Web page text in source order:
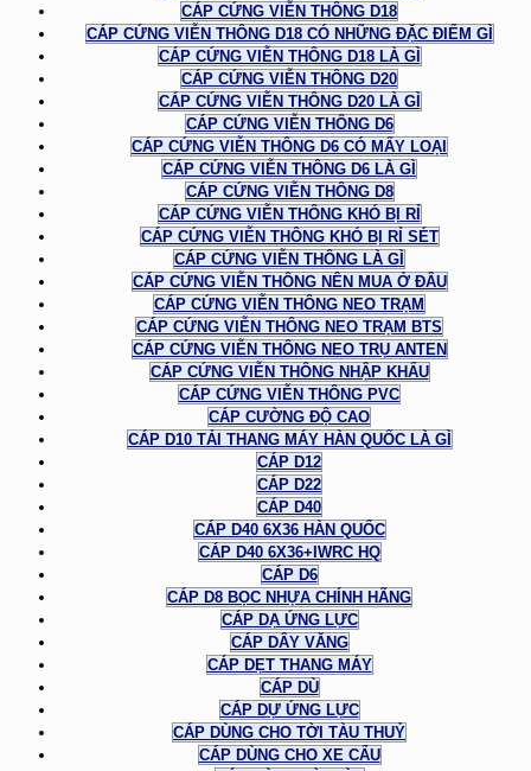
CÁP CỨNG VIỄN THÔNG D18
CÁP CỨNG VIỄN THÔNG D18 CÓ NHỮNG ĐẶC ĐIỂM GÌ
CÁP CỨNG VIỄN THÔNG D18 LÀ GÌ
CÁP CỨNG VIỄN THÔNG D20
CÁP CỨNG VIỄN THÔNG D20 LÀ GÌ
CÁP CỨNG VIỄN THÔNG D6
CÁP CỨNG VIỄN THÔNG D6 CÓ MẤY LOẠI
CÁP CỨNG VIỄN THÔNG D6 LÀ GÌ
CÁP CỨNG VIỄN THÔNG D8
CÁP CỨNG VIỄN THÔNG KHÓ BỊ RỈ
CÁP CỨNG VIỄN THÔNG KHÓ BỊ RỈ SÉT
CÁP CỨNG VIỄN THÔNG LÀ GÌ
CÁP CỨNG VIỄN THÔNG NÊN MUA Ở ĐÂU
CÁP CỨNG VIỄN THÔNG NEO TRẠM
CÁP CỨNG VIỄN THÔNG NEO TRẠM BTS
CÁP CỨNG VIỄN THÔNG NEO TRỤ ANTEN
CÁP CỨNG VIỄN THÔNG NHẬP KHẨU
CÁP CỨNG VIỄN THÔNG PVC
CÁP CƯỜNG ĐỘ CAO
CÁP D10 TẢI THANG MÁY HÀN QUỐC LÀ GÌ
CÁP D12
CÁP D22
CÁP D40
CÁP D40 6X36 HÀN QUỐC
CÁP D40 6X36+IWRC HQ
CÁP D6
CÁP D8 BỌC NHỰA CHÍNH HÃNG
CÁP DẠ ỨNG LỰC
CÁP DÂY VĂNG
CÁP DẸT THANG MÁY
CÁP DÙ
CÁP DỰ ỨNG LỰC
CÁP DÙNG CHO TỜI TÀU THUỶ
CÁP DÙNG CHO XE CẨU